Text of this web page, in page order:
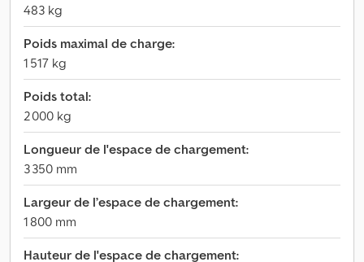
483 kg
Poids maximal de charge:
1 517 kg
Poids total:
2 000 kg
Longueur de l'espace de chargement:
3 350 mm
Largeur de l’espace de chargement:
1 800 mm
Hauteur de l'espace de chargement: